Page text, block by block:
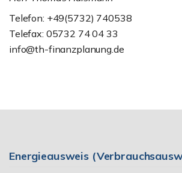
Telefon: +49(5732) 740538
Telefax: 05732 74 04 33
info@th-finanzplanung.de
Energieausweis